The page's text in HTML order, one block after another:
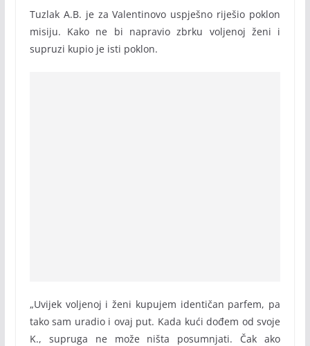
Tuzlak A.B. je za Valentinovo uspješno riješio poklon
misiju. Kako ne bi napravio zbrku voljenoj ženi i
supruzi kupio je isti poklon.
„Uvijek voljenoj i ženi kupujem identičan parfem, pa
tako sam uradio i ovaj put. Kada kući dođem od svoje
K., supruga ne može ništa posumnjati. Čak ako